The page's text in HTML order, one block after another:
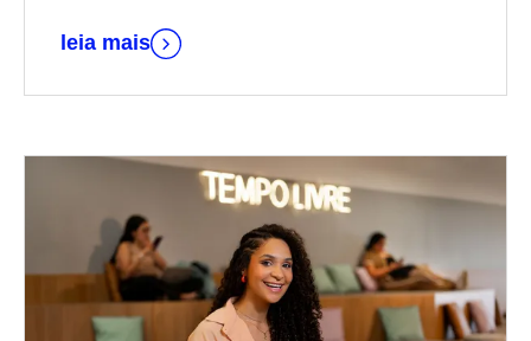
almoço da Acil
instituição, Daniel Wallerius
leia mais